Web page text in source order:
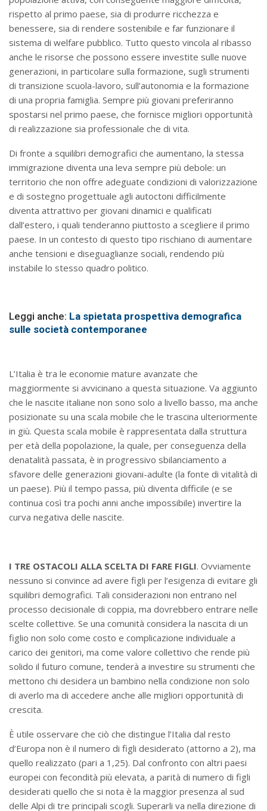
rispetto al primo paese, sia di produrre ricchezza e
benessere, sia di rendere sostenibile e far funzionare il
sistema di welfare pubblico. Tutto questo vincola al ribasso
anche le risorse che possono essere investite sulle nuove
generazioni, in particolare sulla formazione, sugli strumenti
di transizione scuola-lavoro, sull’autonomia e la formazione
di una propria famiglia. Sempre più giovani preferiranno
spostarsi nel primo paese, che fornisce migliori opportunità
di realizzazione sia professionale che di vita.
Di fronte a squilibri demografici che aumentano, la stessa
immigrazione diventa una leva sempre più debole: un
territorio che non offre adeguate condizioni di valorizzazione
e di sostegno progettuale agli autoctoni difficilmente
diventa attrattivo per giovani dinamici e qualificati
dall’estero, i quali tenderanno piuttosto a scegliere il primo
paese. In un contesto di questo tipo rischiano di aumentare
anche tensioni e diseguaglianze sociali, rendendo più
instabile lo stesso quadro politico.
Leggi anche: La spietata prospettiva demografica
sulle società contemporanee
L’Italia è tra le economie mature avanzate che
maggiormente si avvicinano a questa situazione. Va aggiunto
che le nascite italiane non sono solo a livello basso, ma anche
posizionate su una scala mobile che le trascina ulteriormente
in giù. Questa scala mobile è rappresentata dalla struttura
per età della popolazione, la quale, per conseguenza della
denatalità passata, è in progressivo sbilanciamento a
sfavore delle generazioni giovani-adulte (la fonte di vitalità di
un paese). Più il tempo passa, più diventa difficile (e se
continua così tra pochi anni anche impossibile) invertire la
curva negativa delle nascite.
I TRE OSTACOLI ALLA SCELTA DI FARE FIGLI. Ovviamente
nessuno si convince ad avere figli per l’esigenza di evitare gli
squilibri demografici. Tali considerazioni non entrano nel
processo decisionale di coppia, ma dovrebbero entrare nelle
scelte collettive. Se una comunità considera la nascita di un
figlio non solo come costo e complicazione individuale a
carico dei genitori, ma come valore collettivo che rende più
solido il futuro comune, tenderà a investire su strumenti che
mettono chi desidera un bambino nella condizione non solo
di averlo ma di accedere anche alle migliori opportunità di
crescita.
È utile osservare che ciò che distingue l’Italia dal resto
d’Europa non è il numero di figli desiderato (attorno a 2), ma
quello realizzato (pari a 1,25). Dal confronto con altri paesi
europei con fecondità più elevata, a parità di numero di figli
desiderati quello che si nota è la maggior presenza al sud
delle Alpi di tre principali scogli. Superarli va nella direzione di